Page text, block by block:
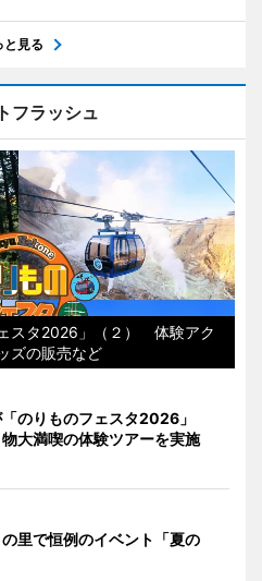
と見る
フラッシュ
スタ2026」（２） 体験アク
ズの販売など
のりものフェスタ2026」
大満喫の体験ツアーを実施
里で恒例のイベント「夏の